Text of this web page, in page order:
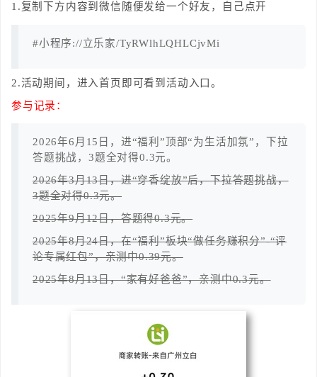
1.复制下方内容到微信随便发给一个好友，自己点开
#小程序://立乐家/TyRWlhLQHLCjvMi
2.活动期间，进入首页即可看到活动入口。
参与记录：
2026年6月15日，进“福利”顶部“为生活加氛”，下拉
答题挑战，3题全对得0.3元。
2026年3月13日，进“穿香绽放”后，下拉答题挑战，
3题全对得0.3元。
2025年9月12日，答题得0.3元。
2025年8月24日，在“福利”板块“做任务赚积分”-“评
论专属红包”，亲测中0.39元。
2025年8月13日，“家有好爸爸”，亲测中0.3元。